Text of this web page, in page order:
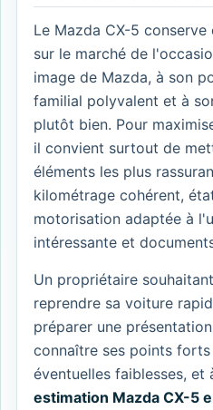
Le Mazda CX-5
sur le marché de
image de Mazda, à son
familial polyvalent et à
plutôt bien. Pour
il convient surtout de
éléments les plus
kilométrage cohérent,
motorisation adaptée à
intéressante et
Un propriétaire
reprendre sa voiture
préparer une
connaître ses points forts
éventuelles faiblesses, et
estimation Mazda CX-5